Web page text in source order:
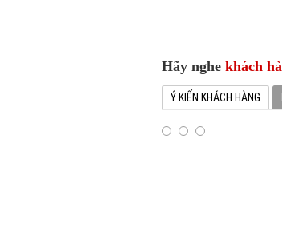
Hãy nghe khách
Ý KIẾN KHÁCH HÀNG
CÁC KHÁCH HÀNG